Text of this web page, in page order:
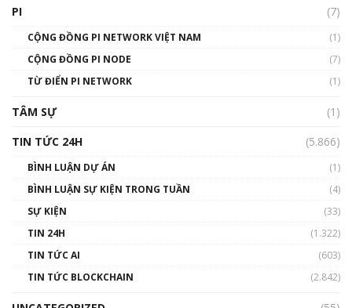
Talkshow 14: MemeCoin – Trò đùa tỷ đô
01:29:26
PI (7)
CỘNG ĐỒNG PI NETWORK VIỆT NAM
(1)
CỘNG ĐỒNG PI NODE
(7)
TỪ ĐIỂN PI NETWORK
(1)
TÂM SỰ
(1)
TIN TỨC 24H
(5.866)
BÌNH LUẬN DỰ ÁN
(1)
BÌNH LUẬN SỰ KIỆN TRONG TUẦN
(4)
SỰ KIỆN
(33)
TIN 24H
(1.322)
TIN TỨC AI
(603)
TIN TỨC BLOCKCHAIN
(2.842)